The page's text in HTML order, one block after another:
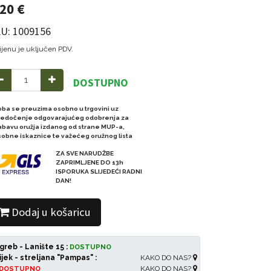
€
1009156
je uključen PDV.
DOSTUPNO
se preuzima osobno u trgovini uz
odgovarajućeg odobrenja za
oružja izdanog od strane MUP-a,
iskaznice te važećeg oružnog lista
ZA SVE NARUDŽBE
ZAPRIMLJENE DO 13h
ISPORUKA SLIJEDEĆI RADNI
DAN!
Dodaj u košaricu
- Lanište 15 : DOSTUPNO
KAKO DO NAS?
- streljana "Pampas" :
KAKO DO NAS?